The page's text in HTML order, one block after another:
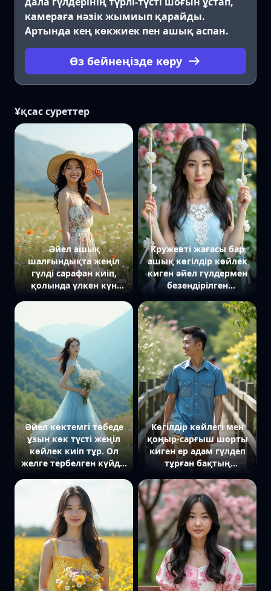
камераға нәзік жымиып қарайды.
Артында кең көкжиек пен ашық аспан.
Өз бейнеңізде көру
Ұқсас суреттер
Әйел ашық
шалғындықта жеңіл
гүлді сарафан киіп,
қолында үлкен күн
қарап, жел бетіне жеңіл
тиіп тұр. Артында
жабайы дала гүлдері
мен тау көрінісі.
Кружевті жағасы бар
ашық көгілдір көйлек
киген әйел гүлдермен
безендірілген
Оның қолдары
әткеншектің жіптерін
ұстап, көзі тікелей
камераға бағытталған.
Артында гүлдеп тұрған
бақ көрінеді. Жарық
жұмсақ, екпін оның
нәзіктігі мен
романтикалық
бейнесіне қойылған.
Әйел көктемгі төбеде
ұзын көк түсті жеңіл
көйлек киіп тұр. Ол
желге тербелген күйде,
камераға қараған көзі
жұмбақ әрі нәзік.
Артында тау бөктері
мен кең аспан көрінеді.
Көгілдір көйлегі мен
қоңыр-сарғыш шорты
киген ер адам гүлдеп
тұрған бақтың
көпірмен жүріп келеді.
Ол жан-жағына сәл
жымиып қарайды.
Қолында бас киімі бар.
Артында бұлақ пен
гүлдеген бұталар
көрінеді. Табиғи жарық,
екпін оның сергек және
көктемгі бейнесіне